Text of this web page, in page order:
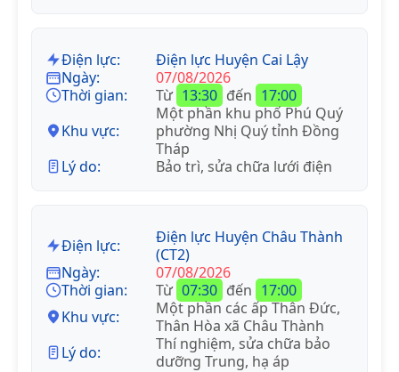
Điện lực:
Điện lực Huyện Cai Lậy
Ngày:
07/08/2026
Thời gian:
Từ 13:30 đến 17:00
Khu vực:
Một phần khu phố Phú Quý
phường Nhị Quý tỉnh Đồng
Tháp
Lý do:
Bảo trì, sửa chữa lưới điện
Điện lực:
Điện lực Huyện Châu Thành
(CT2)
Ngày:
07/08/2026
Thời gian:
Từ 07:30 đến 17:00
Khu vực:
Một phần các ấp Thân Đức,
Thân Hòa xã Châu Thành
Lý do:
Thí nghiệm, sửa chữa bảo
dưỡng Trung, hạ áp